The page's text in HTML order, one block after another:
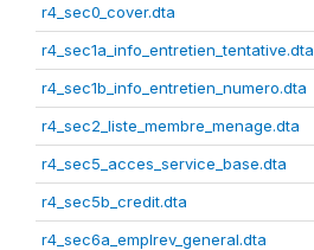
r4_sec0_cover.dta
r4_sec1a_info_entretien_tentative.dta
r4_sec1b_info_entretien_numero.dta
r4_sec2_liste_membre_menage.dta
r4_sec5_acces_service_base.dta
r4_sec5b_credit.dta
r4_sec6a_emplrev_general.dta